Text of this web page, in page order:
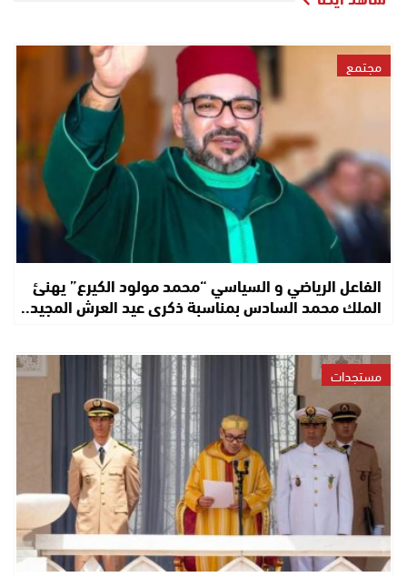
مجتمع
الفاعل الرياضي و السياسي “محمد مولود الكيرع” يهنئ
الملك محمد السادس بمناسبة ذكرى عيد العرش المجيد..
مستجدات